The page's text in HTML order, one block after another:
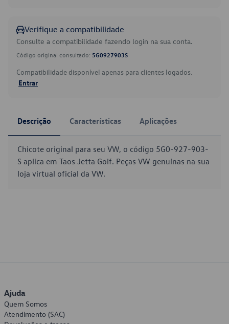
Verifique a compatibilidade
Consulte a compatibilidade fazendo login na sua conta.
Código original consultado: 5G0927903S
Compatibilidade disponível apenas para clientes logados.
Entrar
Descrição Características Aplicações
Chicote original para seu VW, o código 5G0-927-903-
S aplica em Taos Jetta Golf. Peças VW genuínas na sua
loja virtual oficial da VW.
Ajuda
Quem Somos
Atendimento (SAC)